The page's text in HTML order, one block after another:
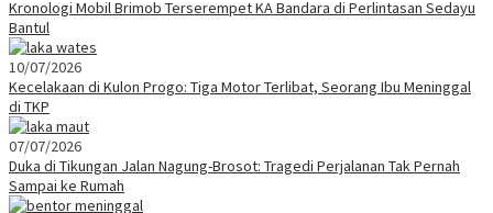
Kronologi Mobil Brimob Terserempet KA Bandara di Perlintasan Sedayu
Bantul
10/07/2026
Kecelakaan di Kulon Progo: Tiga Motor Terlibat, Seorang Ibu Meninggal
di TKP
07/07/2026
Duka di Tikungan Jalan Nagung-Brosot: Tragedi Perjalanan Tak Pernah
Sampai ke Rumah